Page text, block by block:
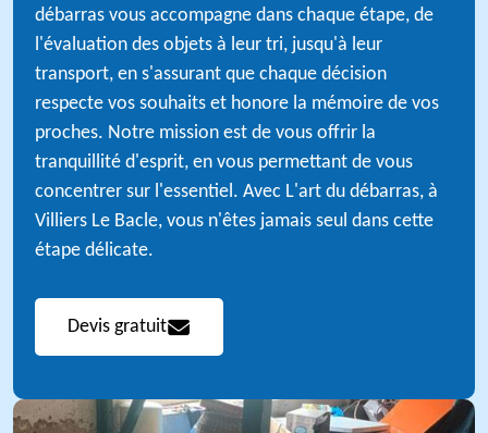
débarras vous accompagne dans chaque étape, de
l'évaluation des objets à leur tri, jusqu'à leur
transport, en s'assurant que chaque décision
respecte vos souhaits et honore la mémoire de vos
proches. Notre mission est de vous offrir la
tranquillité d'esprit, en vous permettant de vous
concentrer sur l'essentiel. Avec L'art du débarras, à
Villiers Le Bacle, vous n'êtes jamais seul dans cette
étape délicate.
Devis gratuit